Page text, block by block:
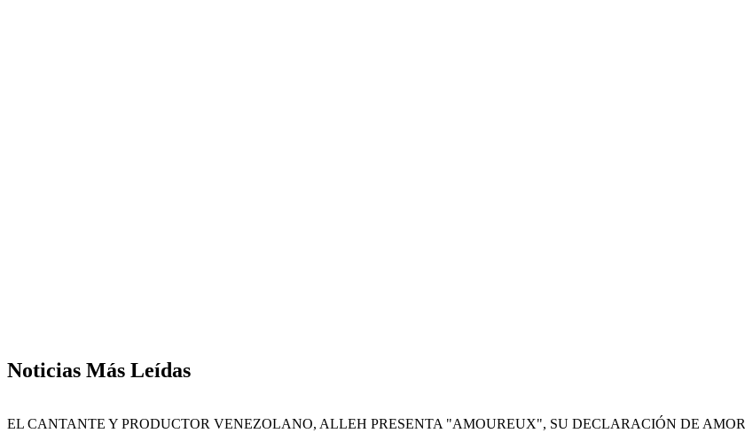
Noticias Más Leídas
EL CANTANTE Y PRODUCTOR VENEZOLANO, ALLEH PRESENTA "AMOUREUX", SU DECLARACIÓN DE AMOR